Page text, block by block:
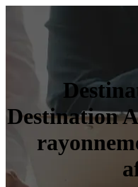
Destination